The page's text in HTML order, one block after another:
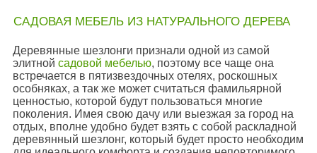
САДОВАЯ МЕБЕЛЬ ИЗ НАТУРАЛЬНОГО ДЕРЕВА
Деревянные шезлонги признали одной из самой
элитной садовой мебелью, поэтому все чаще она
встречается в пятизвездочных отелях, роскошных
особняках, а так же может считаться фамильярной
ценностью, которой будут пользоваться многие
поколения. Имея свою дачу или выезжая за город на
отдых, вполне удобно будет взять с собой раскладной
деревянный шезлонг, который будет просто необходим